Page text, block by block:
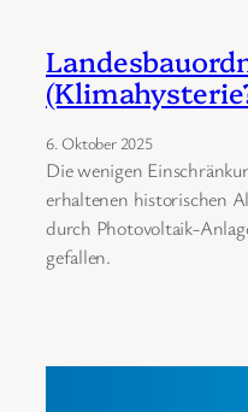
6. Oktober 2025
Die wenigen
erhaltenen historischen
durch Photovoltaik-
gefallen.